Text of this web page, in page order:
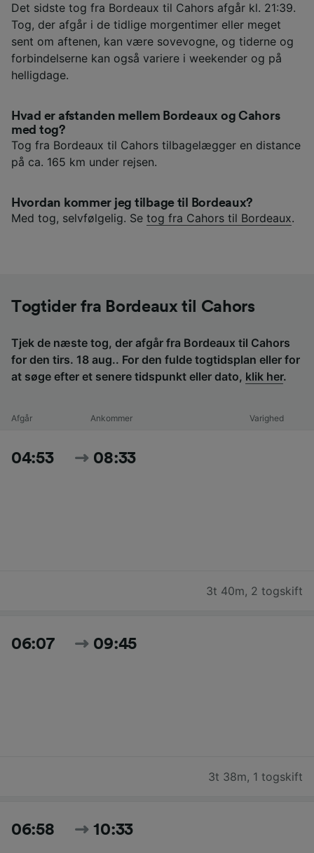
Det sidste tog fra Bordeaux til Cahors afgår kl. 21:39.
Tog, der afgår i de tidlige morgentimer eller meget
sent om aftenen, kan være sovevogne, og tiderne og
forbindelserne kan også variere i weekender og på
helligdage.
Hvad er afstanden mellem Bordeaux og Cahors
med tog?
Tog fra Bordeaux til Cahors tilbagelægger en distance
på ca. 165 km under rejsen.
Hvordan kommer jeg tilbage til Bordeaux?
Med tog, selvfølgelig. Se tog fra Cahors til Bordeaux.
Togtider fra Bordeaux til Cahors
Tjek de næste tog, der afgår fra Bordeaux til Cahors
for den tirs. 18 aug.. For den fulde togtidsplan eller for
at søge efter et senere tidspunkt eller dato, klik her.
Afgår Ankommer Varighed
04:53 08:33
3t 40m, 2 togskift
06:07 09:45
3t 38m, 1 togskift
06:58 10:33